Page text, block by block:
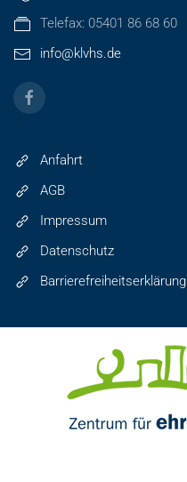
Telefax: 05401 86 68 60
info@klvhs.de
Anfahrt
AGB
Impressum
Datenschutz
Barrierefreiheitserklärung